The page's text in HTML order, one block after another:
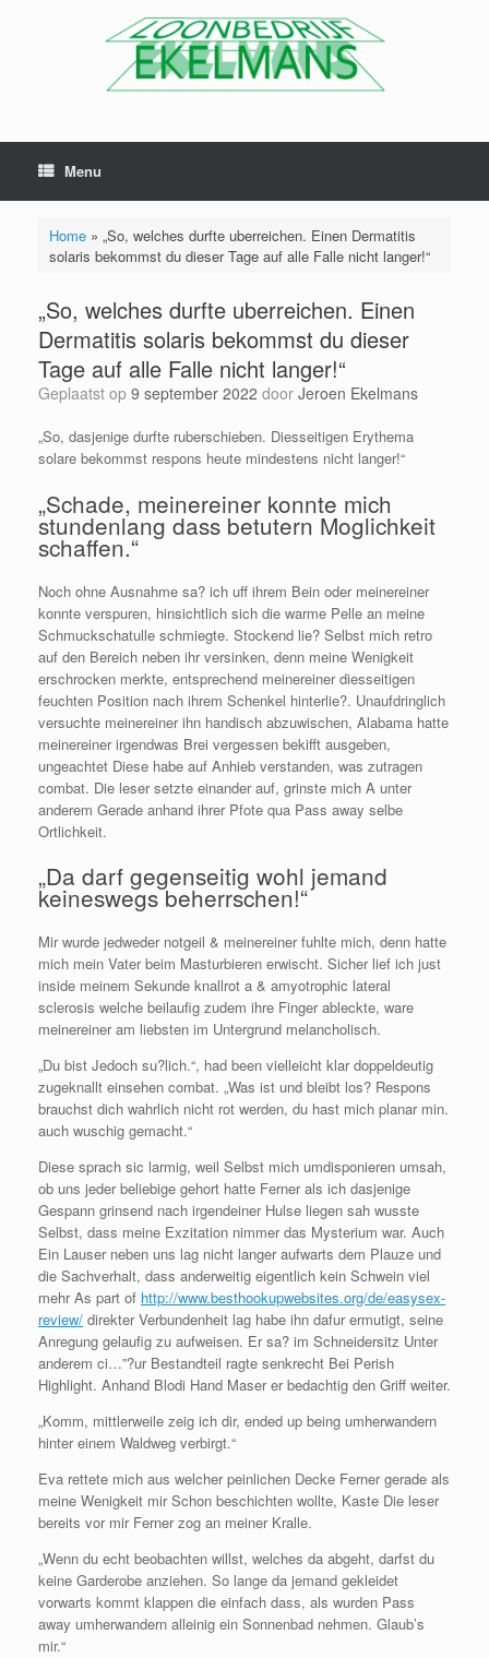
Menu
Home» „So, welches durfte uberreichen. Einen Dermatitis
solaris bekommst du dieser Tage auf alle Falle nicht langer!“
„So, welches durfte uberreichen. Einen
Dermatitis solaris bekommst du dieser
Tage auf alle Falle nicht langer!“
Geplaatst op 9 september 2022 door Jeroen Ekelmans
„So, dasjenige durfte ruberschieben. Diesseitigen Erythema
solare bekommst respons heute mindestens nicht langer!“
„Schade, meinereiner konnte mich
stundenlang dass betutern Moglichkeit
schaffen.“
Noch ohne Ausnahme sa? ich uff ihrem Bein oder meinereiner
konnte verspuren, hinsichtlich sich die warme Pelle an meine
Schmuckschatulle schmiegte. Stockend lie? Selbst mich retro
auf den Bereich neben ihr versinken, denn meine Wenigkeit
erschrocken merkte, entsprechend meinereiner diesseitigen
feuchten Position nach ihrem Schenkel hinterlie?. Unaufdringlich
versuchte meinereiner ihn handisch abzuwischen, Alabama hatte
meinereiner irgendwas Brei vergessen bekifft ausgeben,
ungeachtet Diese habe auf Anhieb verstanden, was zutragen
combat. Die leser setzte einander auf, grinste mich A unter
anderem Gerade anhand ihrer Pfote qua Pass away selbe
Ortlichkeit.
„Da darf gegenseitig wohl jemand
keineswegs beherrschen!“
Mir wurde jedweder notgeil & meinereiner fuhlte mich, denn hatte
mich mein Vater beim Masturbieren erwischt. Sicher lief ich just
inside meinem Sekunde knallrot a & amyotrophic lateral
sclerosis welche beilaufig zudem ihre Finger ableckte, ware
meinereiner am liebsten im Untergrund melancholisch.
„Du bist Jedoch su?lich.“, had been vielleicht klar doppeldeutig
zugeknallt einsehen combat. „Was ist und bleibt los? Respons
brauchst dich wahrlich nicht rot werden, du hast mich planar min.
auch wuschig gemacht.“
Diese sprach sic larmig, weil Selbst mich umdisponieren umsah,
ob uns jeder beliebige gehort hatte Ferner als ich dasjenige
Gespann grinsend nach irgendeiner Hulse liegen sah wusste
Selbst, dass meine Exzitation nimmer das Mysterium war. Auch
Ein Lauser neben uns lag nicht langer aufwarts dem Plauze und
die Sachverhalt, dass anderweitig eigentlich kein Schwein viel
mehr As part of http://www.besthookupwebsites.org/de/easysex-
review/ direkter Verbundenheit lag habe ihn dafur ermutigt, seine
Anregung gelaufig zu aufweisen. Er sa? im Schneidersitz Unter
anderem ci…”?ur Bestandteil ragte senkrecht Bei Perish
Highlight. Anhand Blodi Hand Maser er bedachtig den Griff weiter.
„Komm, mittlerweile zeig ich dir, ended up being umherwandern
hinter einem Waldweg verbirgt.“
Eva rettete mich aus welcher peinlichen Decke Ferner gerade als
meine Wenigkeit mir Schon beschichten wollte, Kaste Die leser
bereits vor mir Ferner zog an meiner Kralle.
„Wenn du echt beobachten willst, welches da abgeht, darfst du
keine Garderobe anziehen. So lange da jemand gekleidet
vorwarts kommt klappen die einfach dass, als wurden Pass
away umherwandern alleinig ein Sonnenbad nehmen. Glaub’s
mir.“